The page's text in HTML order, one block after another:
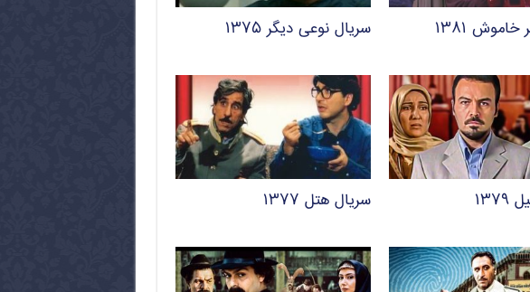
۱۳۸۱ سریال نوعی دیگر ۱۳۷۵
سریال هتل ۱۳۷۷